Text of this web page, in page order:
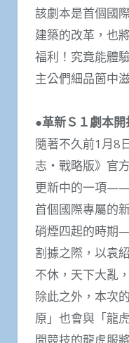
該劇本是首個國
建築的改革，也
福利！究竟能體
主公們細品箇中
●革新Ｓ１劇本
隨著不久前1月8
志・戰略版》官
更新中的一項
首個國際專屬的
硝煙四起的時期
割據之際，以袁
不休，天下大亂
除此之外，本次
原」也會與「龍